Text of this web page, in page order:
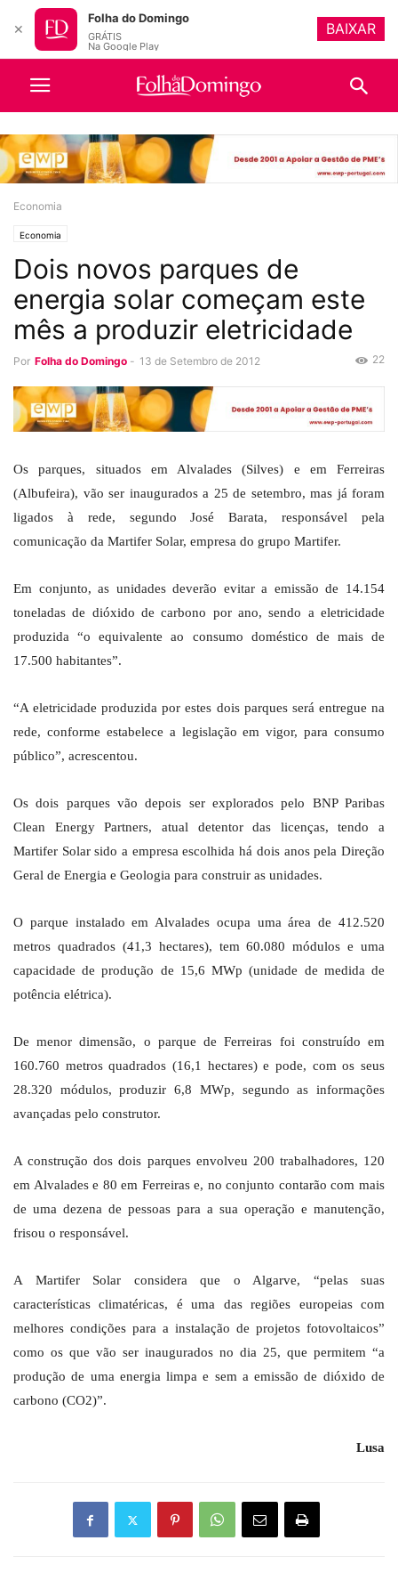
Economia
Economia
Dois novos parques de
energia solar começam este
mês a produzir eletricidade
Por Folha do Domingo - 13 de Setembro de 2012 22
Os parques, situados em Alvalades (Silves) e em Ferreiras
(Albufeira), vão ser inaugurados a 25 de setembro, mas já foram
ligados à rede, segundo José Barata, responsável pela
comunicação da Martifer Solar, empresa do grupo Martifer.
Em conjunto, as unidades deverão evitar a emissão de 14.154
toneladas de dióxido de carbono por ano, sendo a eletricidade
produzida “o equivalente ao consumo doméstico de mais de
17.500 habitantes”.
“A eletricidade produzida por estes dois parques será entregue na
rede, conforme estabelece a legislação em vigor, para consumo
público”, acrescentou.
Os dois parques vão depois ser explorados pelo BNP Paribas
Clean Energy Partners, atual detentor das licenças, tendo a
Martifer Solar sido a empresa escolhida há dois anos pela Direção
Geral de Energia e Geologia para construir as unidades.
O parque instalado em Alvalades ocupa uma área de 412.520
metros quadrados (41,3 hectares), tem 60.080 módulos e uma
capacidade de produção de 15,6 MWp (unidade de medida de
potência elétrica).
De menor dimensão, o parque de Ferreiras foi construído em
160.760 metros quadrados (16,1 hectares) e pode, com os seus
28.320 módulos, produzir 6,8 MWp, segundo as informações
avançadas pelo construtor.
A construção dos dois parques envolveu 200 trabalhadores, 120
em Alvalades e 80 em Ferreiras e, no conjunto contarão com mais
de uma dezena de pessoas para a sua operação e manutenção,
frisou o responsável.
A Martifer Solar considera que o Algarve, “pelas suas
características climatéricas, é uma das regiões europeias com
melhores condições para a instalação de projetos fotovoltaicos”
como os que vão ser inaugurados no dia 25, que permitem “a
produção de uma energia limpa e sem a emissão de dióxido de
carbono (CO2)”.
Lusa
✕
Folha do Domingo
GRÁTIS
Na Google Play
BAIXAR